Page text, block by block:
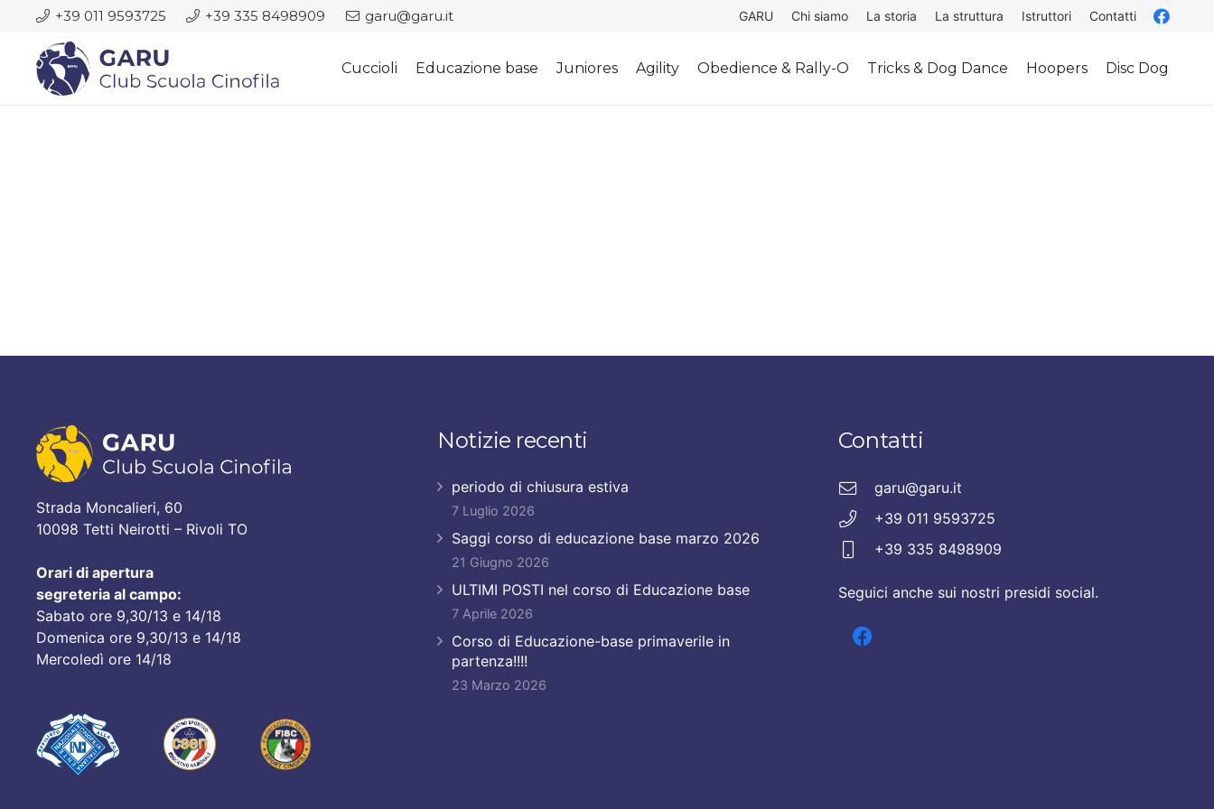
+39 011 9593725 +39 335 8498909 garu@garu.it GARU Chi siamo La storia La struttura Istruttori Contatti
Cuccioli Educazione base Juniores Agility Obedience & Rally-O Tricks & Dog Dance Hoopers Disc Dog
Strada Moncalieri, 60
10098 Tetti Neirotti – Rivoli TO
Orari di apertura
segreteria al campo:
Sabato ore 9,30/13 e 14/18
Domenica ore 9,30/13 e 14/18
Mercoledì ore 14/18
Notizie recenti
periodo di chiusura estiva
7 Luglio 2026
Saggi corso di educazione base marzo 2026
21 Giugno 2026
ULTIMI POSTI nel corso di Educazione base
7 Aprile 2026
Corso di Educazione-base primaverile in
partenza!!!!
23 Marzo 2026
Contatti
garu@garu.it
+39 011 9593725
+39 335 8498909
Seguici anche sui nostri presidi social.